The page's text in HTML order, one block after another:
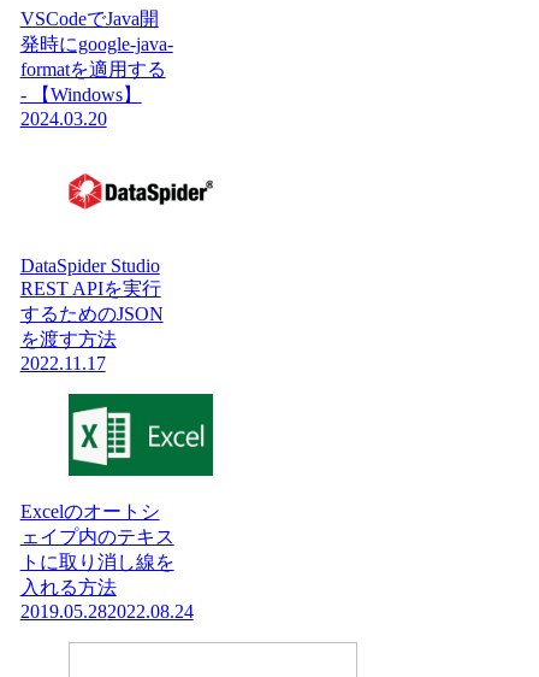
VSCodeでJava開
発時にgoogle-java-
formatを適用する
- 【Windows】
2024.03.20
DataSpider Studio
REST APIを実行
するためのJSON
を渡す方法
2022.11.17
Excelのオートシ
ェイプ内のテキス
トに取り消し線を
入れる方法
2019.05.282022.08.24